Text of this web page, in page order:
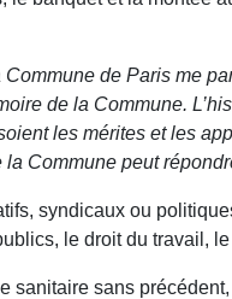
de Paris me
de la Commune.
les mérites et les
Commune peut
syndicaux ou
le droit du travail,
sans